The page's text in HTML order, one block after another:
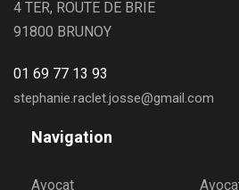
4 TER, ROUTE DE BRIE
91800 BRUNOY
01 69 77 13 93
stephanie.raclet.josse@gmail.com
Navigation
Avocat